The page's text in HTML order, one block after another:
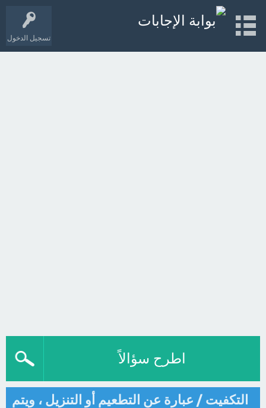
تسجيل الدخول
اطرح سؤالاً
التكفيت / عبارة عن التطعيم أو التنزيل ، ويتم